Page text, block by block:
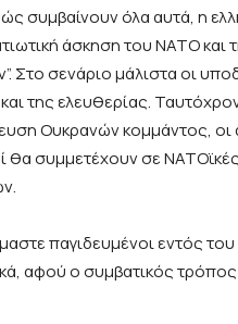
όλα αυτά, η
άσκηση του ΝΑΤΟ και
Στο σενάριο μάλιστα οι
της ελευθερίας.
Ουκρανών κομμάντος, οι
θα συμμετέχουν σε
παγιδευμένοι εντός του
αφού ο συμβατικός